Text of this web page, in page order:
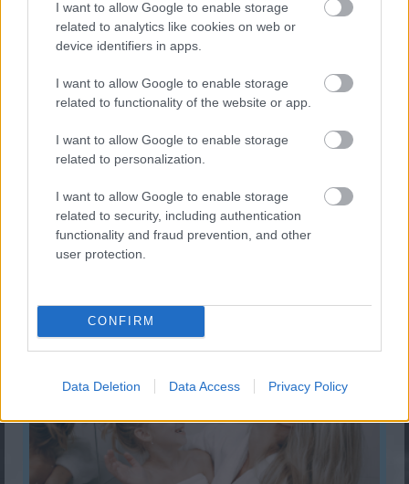
I want to allow Google to enable storage
related to analytics like cookies on web or
device identifiers in apps.
I want to allow Google to enable storage
related to functionality of the website or app.
I want to allow Google to enable storage
related to personalization.
I want to allow Google to enable storage
related to security, including authentication
functionality and fraud prevention, and other
user protection.
CONFIRM
Data Deletion Data Access Privacy Policy
KISZÁMOLOM!
Való világ 8. - Mennyire szippantott be a valóságshow?
KISZÁMOLOM!